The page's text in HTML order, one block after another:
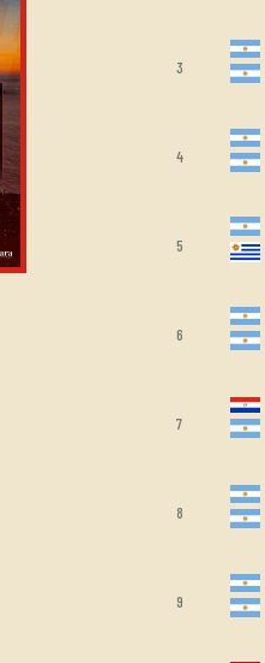
3
4
5
6
7
8
9